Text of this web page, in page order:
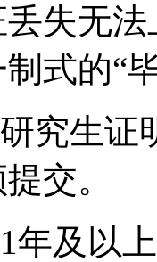
失无
式的“
究生证
交。
年及以